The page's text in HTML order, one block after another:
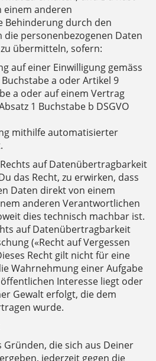
einem anderen
Behinderung durch den
personenbezogenen Daten
übermitteln, sofern:
auf einer Einwilligung gemäss
a oder Artikel 9
a oder auf einem Vertrag
1 Buchstabe b DSGVO
mithilfe automatisierter
auf Datenübertragbarkeit
das Recht, zu erwirken, dass
Daten direkt von einem
anderen Verantwortlichen
dies technisch machbar ist.
auf Datenübertragbarkeit
(«Recht auf Vergessen
Recht gilt nicht für eine
Wahrnehmung einer Aufgabe
Interesse liegt oder
Gewalt erfolgt, die dem
wurde.
Gründen, die sich aus Deiner
jederzeit gegen die